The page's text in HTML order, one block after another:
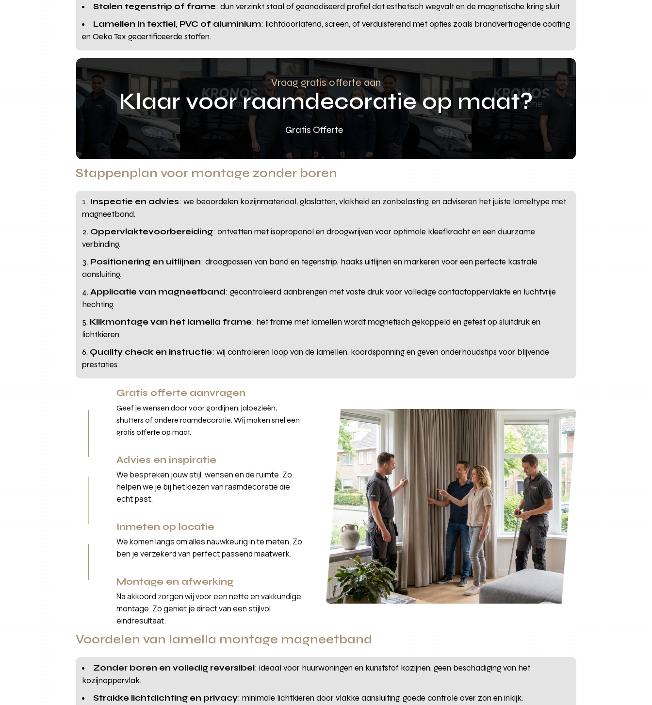
Stalen tegenstrip of frame: dun verzinkt staal of geanodiseerd profiel dat esthetisch wegvalt en de magnetische kring sluit.
Lamellen in textiel, PVC of aluminium: lichtdoorlatend, screen, of verduisterend met opties zoals brandvertragende coating
en Oeko Tex gecertificeerde stoffen.
Vraag gratis offerte aan
Klaar voor raamdecoratie op maat?
Gratis Offerte
Stappenplan voor montage zonder boren
Inspectie en advies: we beoordelen kozijnmateriaal, glaslatten, vlakheid en zonbelasting, en adviseren het juiste lameltype met
magneetband.
Oppervlaktevoorbereiding: ontvetten met isopropanol en droogwrijven voor optimale kleefkracht en een duurzame
verbinding.
Positionering en uitlijnen: droogpassen van band en tegenstrip, haaks uitlijnen en markeren voor een perfecte kastrale
aansluiting.
Applicatie van magneetband: gecontroleerd aanbrengen met vaste druk voor volledige contactoppervlakte en luchtvrije
hechting.
Klikmontage van het lamella frame: het frame met lamellen wordt magnetisch gekoppeld en getest op sluitdruk en
lichtkieren.
Quality check en instructie: wij controleren loop van de lamellen, koordspanning en geven onderhoudstips voor blijvende
prestaties.
Gratis offerte aanvragen
Geef je wensen door voor gordijnen, jaloezieën,
shutters of andere raamdecoratie. Wij maken snel een
gratis offerte op maat.
Advies en inspiratie
We bespreken jouw stijl, wensen en de ruimte. Zo
helpen we je bij het kiezen van raamdecoratie die
echt past.
Inmeten op locatie
We komen langs om alles nauwkeurig in te meten. Zo
ben je verzekerd van perfect passend maatwerk.
Montage en afwerking
Na akkoord zorgen wij voor een nette en vakkundige
montage. Zo geniet je direct van een stijlvol
eindresultaat.
Voordelen van lamella montage magneetband
Zonder boren en volledig reversibel: ideaal voor huurwoningen en kunststof kozijnen, geen beschadiging van het
kozijnoppervlak.
Strakke lichtdichting en privacy: minimale lichtkieren door vlakke aansluiting, goede controle over zon en inkijk.